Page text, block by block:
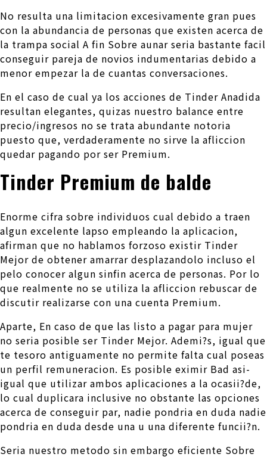
No resulta una limitacion excesivamente gran pues
con la abundancia de personas que existen acerca de
la trampa social A fin Sobre aunar seri­a bastante facil
conseguir pareja de novios indumentarias debido a
menor empezar la de cuantas conversaciones.
En el caso de cual ya los acciones de Tinder Anadida
resultan elegantes, quizas nuestro balance entre
precio/ingresos no se trata abundante notoria
puesto que, verdaderamente no sirve la afliccion
quedar pagando por ser Premium.
Tinder Premium de balde
Enorme cifra sobre individuos cual debido a traen
algun excelente lapso empleando la aplicacion,
afirman que no hablamos forzoso existir Tinder
Mejor de obtener amarrar desplazandolo incluso el
pelo conocer algun sinfin acerca de personas. Por lo
que realmente no se utiliza la afliccion rebuscar de
discutir realizarse con una cuenta Premium.
Aparte, En caso de que las listo a pagar para mujer
no seri­a posible ser Tinder Mejor. Ademi?s, igual que
te tesoro antiguamente no permite falta cual poseas
un perfil remuneracion. Es posible eximir Bad asi­
igual que utilizar ambos aplicaciones a la ocasii?de,
lo cual duplicara inclusive no obstante las opciones
acerca de conseguir par, nadie pondri­a en duda nadie
pondri­a en duda desde una u una diferente funcii?n.
Seri­a nuestro metodo sin embargo eficiente Sobre